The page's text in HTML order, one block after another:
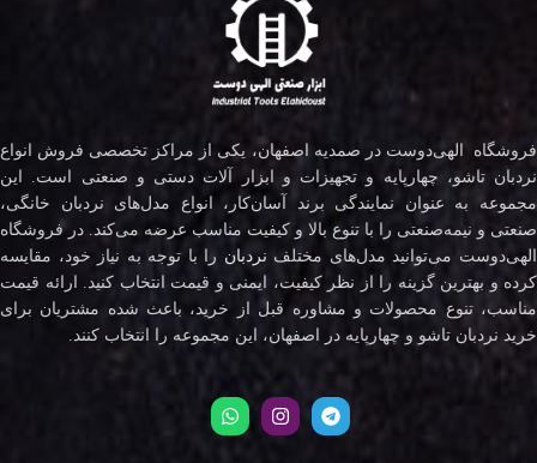
فروشگاه الهی‌دوست در صمدیه اصفهان، یکی از مراکز تخصصی فروش انواع
نردبان تاشو، چهارپایه و تجهیزات و ابزار آلات دستی و صنعتی است. این
مجموعه به عنوان نمایندگی برند آسان‌کار، انواع مدل‌های نردبان خانگی،
صنعتی و نیمه‌صنعتی را با تنوع بالا و کیفیت مناسب عرضه می‌کند. در فروشگاه
الهی‌دوست می‌توانید مدل‌های مختلف نردبان را با توجه به نیاز خود، مقایسه
کرده و بهترین گزینه را از نظر کیفیت، ایمنی و قیمت انتخاب کنید. ارائه قیمت
مناسب، تنوع محصولات و مشاوره قبل از خرید، باعث شده مشتریان برای
خرید نردبان تاشو و چهارپایه در اصفهان، این مجموعه را انتخاب کنند.